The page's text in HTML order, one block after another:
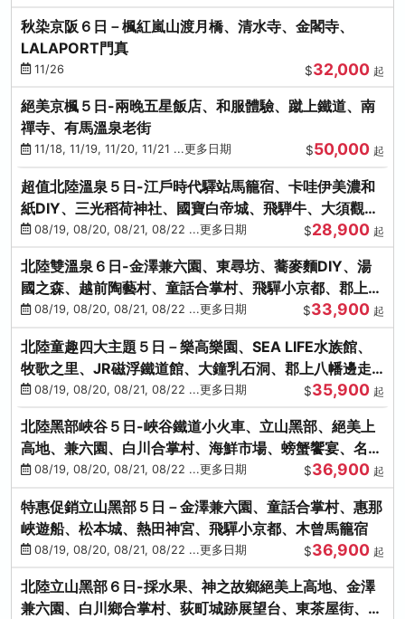
秋染京阪６日－楓紅嵐山渡月橋、清水寺、金閣寺、
LALAPORT門真
11/26 $32,000 起
絕美京楓５日-兩晚五星飯店、和服體驗、蹴上鐵道、南
禪寺、有馬溫泉老街
11/18, 11/19, 11/20, 11/21 ...更多日期 $50,000 起
超值北陸溫泉５日-江戶時代驛站馬籠宿、卡哇伊美濃和
紙DIY、三光稻荷神社、國寶白帝城、飛騨牛、大須觀音
街、下呂溫泉
08/19, 08/20, 08/21, 08/22 ...更多日期 $28,900 起
北陸雙溫泉６日-金澤兼六園、東尋坊、蕎麥麵DIY、湯
國之森、越前陶藝村、童話合掌村、飛驒小京都、郡上八
幡08/19, 08/20, 08/21, 08/22 ...更多日期 $33,900 起
北陸童趣四大主題５日－樂高樂園、SEA LIFE水族館、
牧歌之里、JR磁浮鐵道館、大鐘乳石洞、郡上八幡邊走
邊吃08/19, 08/20, 08/21, 08/22 ...更多日期 $35,900 起
北陸黑部峽谷５日-峽谷鐵道小火車、立山黑部、絕美上
高地、兼六園、白川合掌村、海鮮市場、螃蟹饗宴、名湯
雙溫泉
08/19, 08/20, 08/21, 08/22 ...更多日期 $36,900 起
特惠促銷立山黑部５日－金澤兼六園、童話合掌村、惠那
峽遊船、松本城、熱田神宮、飛驒小京都、木曾馬籠宿
08/19, 08/20, 08/21, 08/22 ...更多日期 $36,900 起
北陸立山黑部６日-採水果、神之故鄉絕美上高地、金澤
兼六園、白川鄉合掌村、荻町城跡展望台、東茶屋街、名